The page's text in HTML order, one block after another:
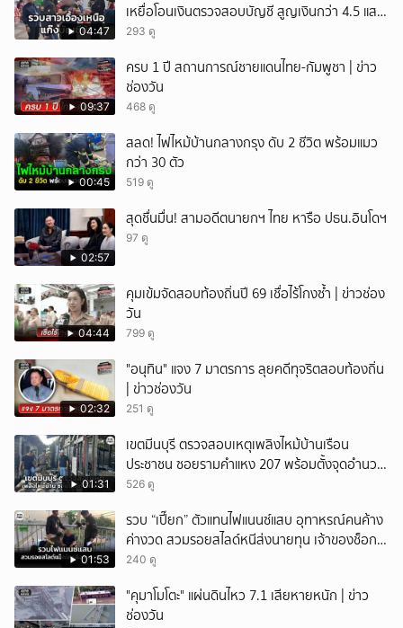
04:47
เหยื่อโอนเงินตรวจสอบบัญชี สูญเงินกว่า 4.5 แสน
บาท
293 ดู
09:37
ครบ 1 ปี สถานการณ์ชายแดนไทย-กัมพูชา | ข่าว
ช่องวัน
468 ดู
00:45
สลด! ไฟไหม้บ้านกลางกรุง ดับ 2 ชีวิต พร้อมแมว
กว่า 30 ตัว
519 ดู
02:57
สุดชื่นมื่น! สามอดีตนายกฯ ไทย หารือ ปธน.อินโดฯ
97 ดู
04:44
คุมเข้มจัดสอบท้องถิ่นปี 69 เชื่อไร้โกงซ้ำ | ข่าวช่อง
วัน
799 ดู
02:32
"อนุทิน" แจง 7 มาตรการ ลุยคดีทุจริตสอบท้องถิ่น
| ข่าวช่องวัน
251 ดู
01:31
เขตมีนบุรี ตรวจสอบเหตุเพลิงไหม้บ้านเรือน
ประชาชน ซอยรามคำแหง 207 พร้อมตั้งจุดอำนวย
การช่วยเหลือ
526 ดู
01:53
รวบ “เปี๊ยก” ตัวแทนไฟแนนซ์แสบ อุทาหรณ์คนค้าง
ค่างวด สวมรอยสไลด์หนีส่งนายทุน เจ้าของช็อก
หนี้ยังอยู่ - รถปลิว เสียหายกว่า 600,000 บาท
240 ดู
"คุมาโมโตะ" แผ่นดินไหว 7.1 เสียหายหนัก | ข่าว
ช่องวัน